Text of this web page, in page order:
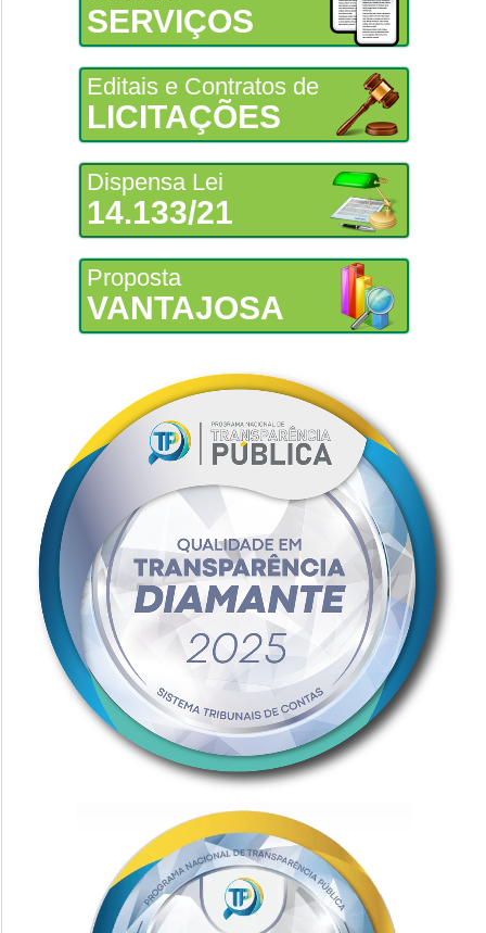
SERVIÇOS
Editais e Contratos de
LICITAÇÕES
Dispensa Lei
14.133/21
Proposta
VANTAJOSA